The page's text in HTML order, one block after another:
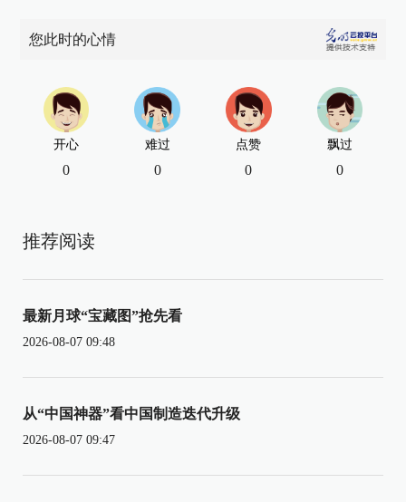
您此时的心情
开心
0
难过
0
点赞
0
飘过
0
推荐阅读
最新月球“宝藏图”抢先看
2026-08-07 09:48
从“中国神器”看中国制造迭代升级
2026-08-07 09:47